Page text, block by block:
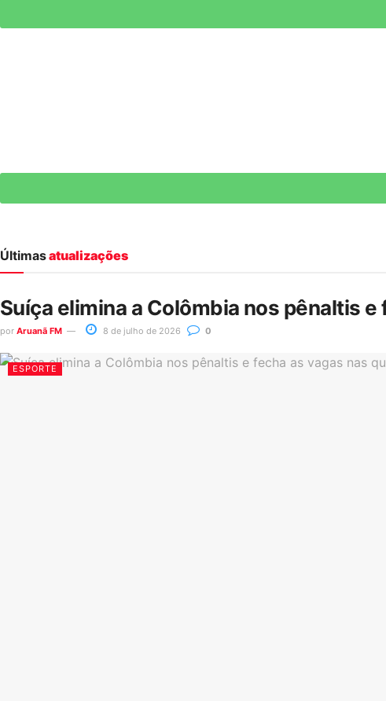
Últimasatualizações
Suíça elimina a Colômbia nos pênaltis
por Aruanã FM 8 de julho de 2026 0
ESPORTE